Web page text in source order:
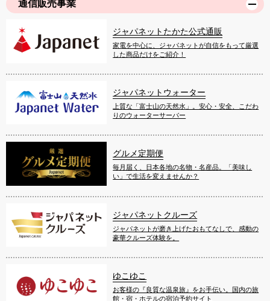
通信販売事業
ジャパネットたかた公式通販
家電を中心に、ジャパネットが自信をもって厳選
した商品だけをご紹介！
ジャパネットウォーター
上質な「富士山の天然水」。安心・安全、こだわ
りのウォーターサーバー
グルメ定期便
毎月届く、日本各地の名物・名産品。「美味し
い」で生活を変えませんか？
ジャパネットクルーズ
ジャパネットが磨き上げたおもてなしで、感動の
豪華クルーズ体験を。
ゆこゆこ
お客様の『良質な温泉旅』をお手伝い。国内の旅
館・宿・ホテルの宿泊予約サイト